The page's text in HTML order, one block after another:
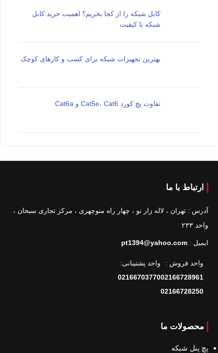
کابل شبکه را از کجا بخریم؟ اهمیت خرید کابل
شبکه با کیفیت
بهترین تجهیزات شبکه برای کسب و کارهای کوچک
تفاوت پچ کورد Cat5e، Cat6 و Cat6a
ارتباط با ما
آدرس : تهران ، لاله زار نو ، چهار راه منوچهری ، مرکز تجاری سبحان ،
واحد ۲۳۳
ایمیل : pt1394@yahoo.com
واحد فروش :
02166728961
02166728250
واحد پشتیبانی:
02166703770
محصولات ما
پچ پنل شبکه